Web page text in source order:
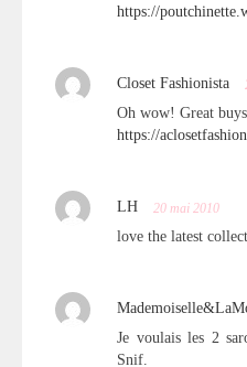
https://
Closet Fashionista
Oh wow! Great
https://
LH 20 mai 2010
love the latest
Je voulais les 2
Snif.